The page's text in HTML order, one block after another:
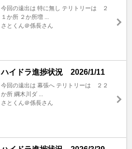
今回の遠出は 特に無し テリトリーは ２
１か所 ２か所増 ...
さとくん＠係長さん
ハイドラ進捗状況 2026/1/11
今回の遠出は 幕張へ テリトリーは ２２
か所 綱木川ダ ...
さとくん＠係長さん